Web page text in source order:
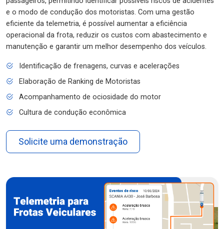
e o modo de condução dos motoristas. Com uma gestão
eficiente da telemetria, é possível aumentar a eficiência
operacional da frota, reduzir os custos com abastecimento e
manutenção e garantir um melhor desempenho dos veículos.
Identificação de frenagens, curvas e acelerações
Elaboração de Ranking de Motoristas
Acompanhamento de ociosidade do motor
Cultura de condução econômica
Solicite uma demonstração